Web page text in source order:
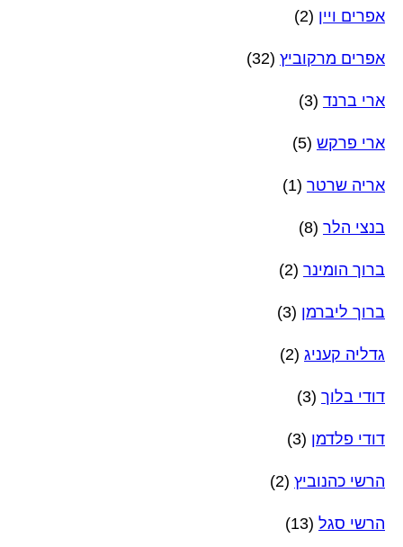
אפרים ויין (2)
אפרים מרקוביץ (32)
ארי ברנד (3)
ארי פרקש (5)
אריה שרטר (1)
בנצי הלר (8)
ברוך הומינר (2)
ברוך ליברמן (3)
גדליה קעניג (2)
דודי בלוך (3)
דודי פלדמן (3)
הרשי כהנוביץ (2)
הרשי סגל (13)